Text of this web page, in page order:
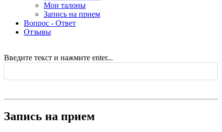
Мои талоны
Запись на прием
Вопрос - Ответ
Отзывы
Введите текст и нажмите enter...
Запись на прием